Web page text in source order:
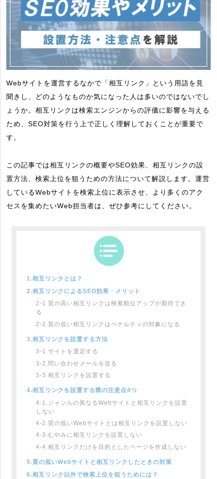
Webサイトを運営するなかで「相互リンク」という用語を見
聞きし、どのようなものか気になった人は多いのではないでし
ょうか。相互リンクは検索エンジンからの評価に影響を与える
ため、SEO対策を行う上で正しく理解しておくことが重要で
す。
この記事では相互リンクの概要やSEO効果、相互リンクの設
置方法、検索上位を狙うための方法について解説します。運営
しているWebサイトを検索上位に表示させ、より多くのアク
セスを集めたいWeb担当者は、ぜひ参考にしてください。
1.相互リンクとは？
2.相互リンクによるSEO効果・メリット
2-1.質の高い相互リンクは検索順位アップが期待でき
る
2-2.質の低い相互リンクはペナルティの対象になる
3.相互リンクを設置する方法
3-1.サイトを選定する
3-2.問い合わせメールを送る
3-3.相互リンクを設置する
4.相互リンクを設置する際の注意点4つ
4-1.ジャンルの異なるWebサイトと相互リンクを設置
しない
4-2.質の低いWebサイトとは相互リンクを設置しない
4-3.むやみに相互リンクを設置しない
4-4.相互リンクだけを目的としたページを作成しない
5.質の低いWebサイトと相互リンクしたときの対策
6.相互リンク以外で検索上位を狙うためには？